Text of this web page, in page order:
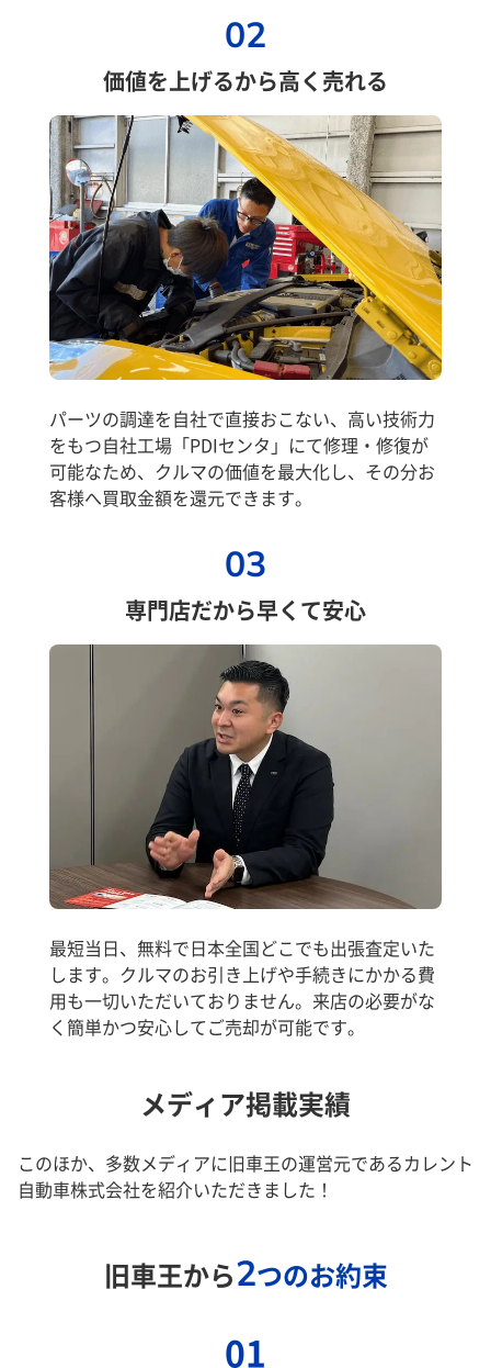
02
価値を上げるから高く売れる
パーツの調達を自社で直接おこない、高い技術力
をもつ自社工場「PDIセンタ」にて修理・修復が
可能なため、クルマの価値を最大化し、その分お
客様へ買取金額を還元できます。
03
専門店だから早くて安心
最短当日、無料で日本全国どこでも出張査定いた
します。クルマのお引き上げや手続きにかかる費
用も一切いただいておりません。来店の必要がな
く簡単かつ安心してご売却が可能です。
メディア掲載実績
このほか、多数メディアに旧車王の運営元であるカレント
自動車株式会社を紹介いただきました！
旧車王から2つのお約束
01